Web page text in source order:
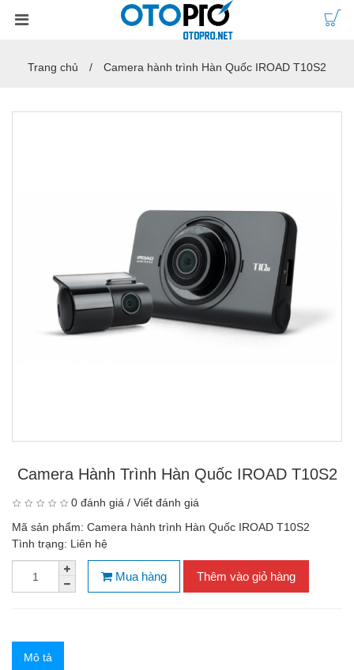
Trang chủ Camera hành trình Hàn Quốc IROAD T10S2
Camera Hành Trình Hàn Quốc IROAD T10S2
0 đánh giá / Viết đánh giá
Mã sản phẩm: Camera hành trình Hàn Quốc IROAD T10S2
Tình trạng: Liên hệ
Mua hàng Thêm vào giỏ hàng
Mô tả